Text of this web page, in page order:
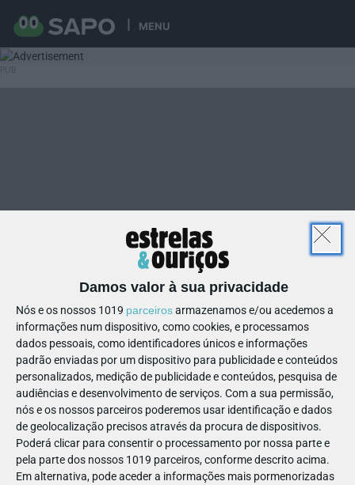
MENU
Damos valor à sua privacidade
Nós e os nossos 1019 parceirosarmazenamos e/ou acedemos a
informações num dispositivo, como cookies, e processamos
dados pessoais, como identificadores únicos e informações
padrão enviadas por um dispositivo para publicidade e conteúdos
personalizados, medição de publicidade e conteúdos, pesquisa de
audiências e desenvolvimento de serviços. Com a sua permissão,
nós e os nossos parceiros poderemos usar identificação e dados
de geolocalização precisos através da procura de dispositivos.
Poderá clicar para consentir o processamento por nossa parte e
pela parte dos nossos 1019 parceiros, conforme descrito acima.
Em alternativa, pode aceder a informações mais pormenorizadas
17